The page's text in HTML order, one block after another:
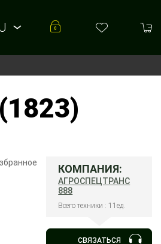
КОМПАНИЯ:
АГРОСПЕЦТРАНС
888
Всего техники : 11ед.
СВЯЗАТЬСЯ